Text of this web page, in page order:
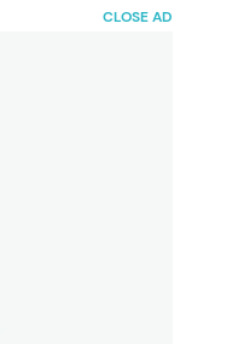
CLOSE AD